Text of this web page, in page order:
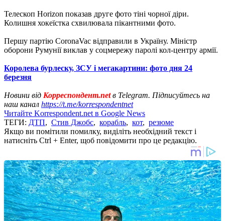
Телескоп Horizon показав друге фото тіні чорної діри.
Колишня хокеїстка схвилювала пікантними фото.
Першу партію CoronaVac відправили в Україну. Міністр
оборони Румунії виклав у соцмережу паролі кол-центру армії.
Королева бурлеску, ЗСУ і мегакартини: фото дня 24
березня
Новини від Корреспондент.netв Telegram. Підписуйтесь на
наш канал https://t.me/korrespondentnet
Читайте Korrespondent.net в Google News
ТЕГИ: ДТП, Стив Джобс, корабль, кот, резюме
Якщо ви помітили помилку, виділіть необхідний текст і
натисніть Ctrl + Enter, щоб повідомити про це редакцію.